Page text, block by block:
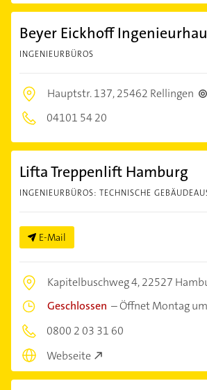
Beyer Eickhoff
INGENIEURBÜROS
Hauptstr. 137,25462 Rellingen
04101 54 20
Lifta Treppenlift Hamburg
INGENIEURBÜROS: TECHNISCHE
E-Mail
Kapitelbuschweg 4,22527
Geschlossen –Öffnet Montag
0800 2 03 31 60
Webseite